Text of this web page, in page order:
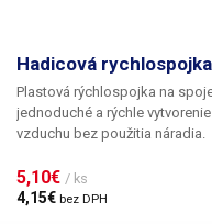
Hadicová
Plastová rýchlospojka na
jednoduché a rýchle
vzduchu bez použitia náradia.
5,10€ / ks
4,15€ bez DPH